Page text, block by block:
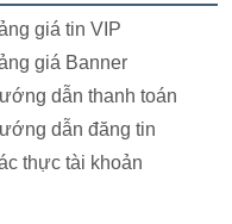
giá tin VIP
giá Banner
dẫn thanh toán
dẫn đăng tin
thực tài khoản